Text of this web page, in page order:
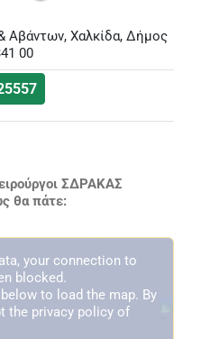
Αβάντων, Χαλκίδα, Δήμος
00
ΣΔΡΑΚΑΣ
θα πάτε:
your connection to
blocked.
to load the map. By
the privacy policy of